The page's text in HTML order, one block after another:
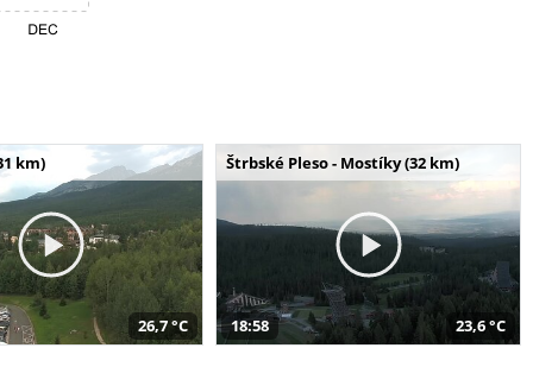
km)
26,7 °C
Štrbské Pleso - Mostíky (32 km)
18:58 23,6 °C